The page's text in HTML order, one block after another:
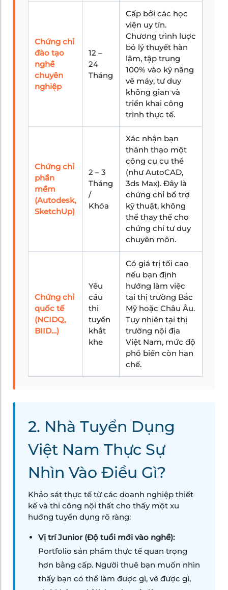
Chứng chỉ
đào tạo
nghề
chuyên
nghiệp
12 –
24
Tháng
Cấp bởi các học
viện uy tín.
Chương trình lược
bỏ lý thuyết hàn
lâm, tập trung
100% vào kỹ năng
vẽ máy, tư duy
không gian và
triển khai công
trình thực tế.
Chứng chỉ
phần
mềm
(Autodesk,
SketchUp)
2 – 3
Tháng
/
Khóa
Xác nhận bạn
thành thạo một
công cụ cụ thể
(như AutoCAD,
3ds Max). Đây là
chứng chỉ bổ trợ
kỹ thuật, không
thể thay thế cho
chứng chỉ tư duy
chuyên môn.
Chứng chỉ
quốc tế
(NCIDQ,
BIID…)
Yêu
cầu
thi
tuyển
khắt
khe
Có giá trị tối cao
nếu bạn định
hướng làm việc
tại thị trường Bắc
Mỹ hoặc Châu Âu.
Tuy nhiên tại thị
trường nội địa
Việt Nam, mức độ
phổ biến còn hạn
chế.
2. Nhà Tuyển Dụng
Việt Nam Thực Sự
Nhìn Vào Điều Gì?
Khảo sát thực tế từ các doanh nghiệp thiết
kế và thi công nội thất cho thấy một xu
hướng tuyển dụng rõ ràng:
Vị trí Junior (Độ tuổi mới vào nghề):
Portfolio sản phẩm thực tế quan trọng
hơn bằng cấp. Người thuê bạn muốn nhìn
thấy bạn có thể làm được gì, vẽ được gì,